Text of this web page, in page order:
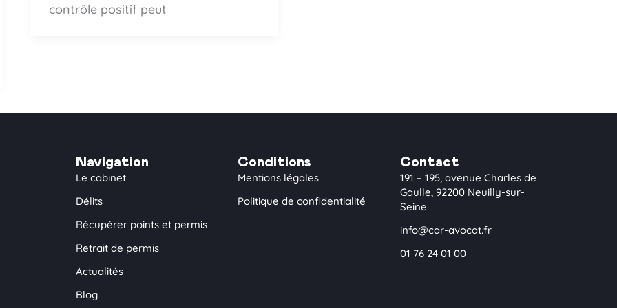
contrôle positif peut
Navigation
Le cabinet
Délits
Récupérer points et permis
Retrait de permis
Actualités
Blog
Conditions
Mentions légales
Politique de confidentialité
Contact
191 – 195, avenue Charles de
Gaulle, 92200 Neuilly-sur-
Seine
info@car-avocat.fr
01 76 24 01 00